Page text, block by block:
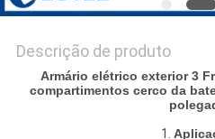
Descrição de produto
Armário elétrico exterior 3
compartimentos cerco da
1.